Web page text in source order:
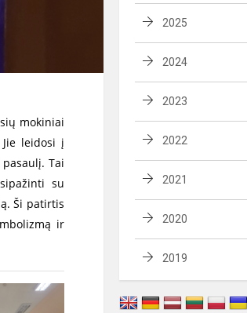
mokiniai
leidosi į
Tai
su
Ši patirtis
ir
2025
2024
2023
2022
2021
2020
2019